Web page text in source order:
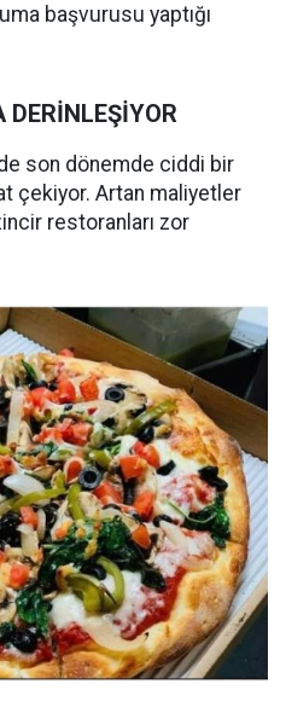
başvurusu yaptığı
DERİNLEŞİYOR
son dönemde ciddi bir
çekiyor. Artan maliyetler
restoranları zor